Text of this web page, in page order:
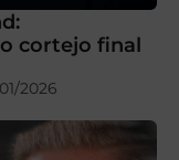
cortejo final
2026